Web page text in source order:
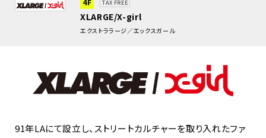
4F TAX FREE
XLARGE/X-girl
エクストララージ／エックスガール
91年LAにて設立し、ストリートカルチャーを取り入れたファ